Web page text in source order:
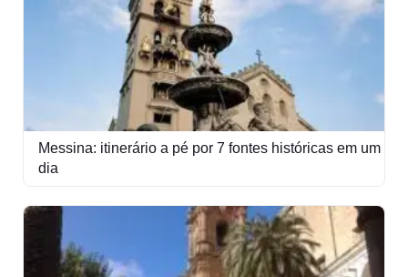
Messina: itinerário a pé por 7 fontes históricas em um
dia